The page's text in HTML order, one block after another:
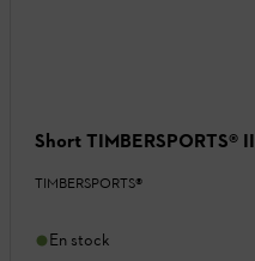
Short TIMBERSPORTS® II
TIMBERSPORTS®
En stock